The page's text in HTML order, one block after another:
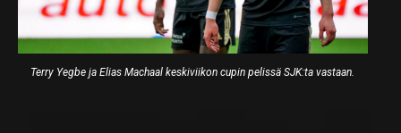
Terry Yegbe ja Elias Machaal keskiviikon cupin pelissä SJK:ta vastaan.